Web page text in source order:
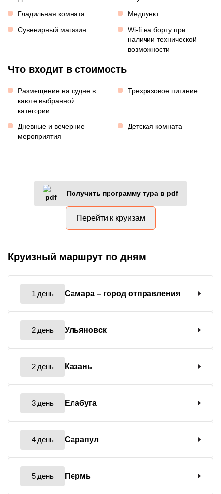
Гладильная комната
Медпункт
Сувенирный магазин
Wi-fi на борту при
наличии технической
возможности
Что входит в стоимость
Размещение на судне в
каюте выбранной
категории
Трехразовое питание
Дневные и вечерние
мероприятия
Детская комната
Получить программу тура в pdf
Перейти к круизам
Круизный маршрут по дням
1 день Самара – город отправления
2 день Ульяновск
2 день Казань
3 день Елабуга
4 день Сарапул
5 день Пермь